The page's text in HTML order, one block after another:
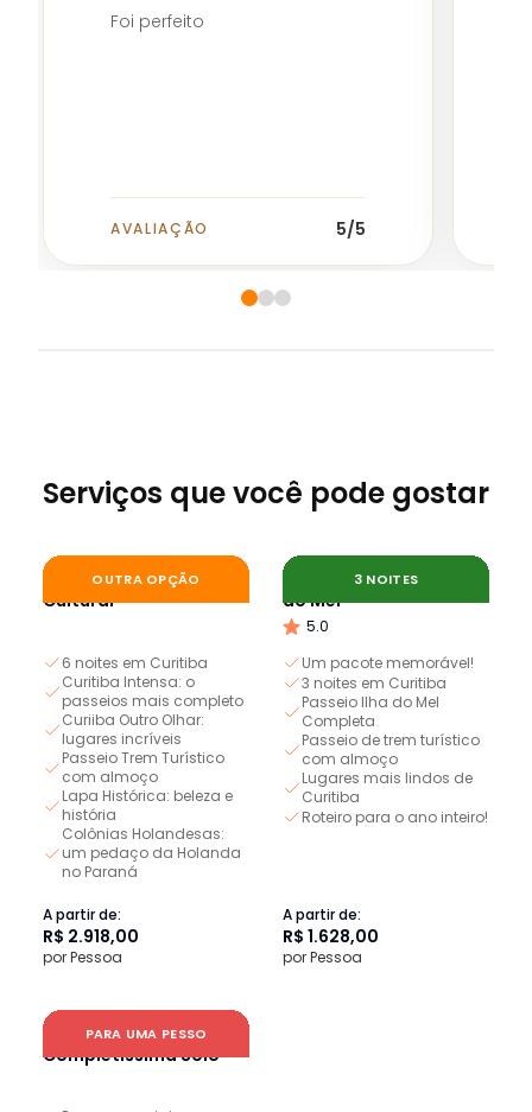
Foi perfeito
AVALIAÇÃO 5/5
Serviços que você pode gostar
OUTRA OPÇÃO
Circuito Curitiba
Cultural
6 noites em Curitiba
Curitiba Intensa: o
passeios mais completo
Curiiba Outro Olhar:
lugares incríveis
Passeio Trem Turístico
com almoço
Lapa Histórica: beleza e
história
Colônias Holandesas:
um pedaço da Holanda
no Paraná
A partir de:
R$ 2.918,00
por Pessoa
3 NOITES
Curitiba Essencial e Ilha
do Mel
5.0
Um pacote memorável!
3 noites em Curitiba
Passeio Ilha do Mel
Completa
Passeio de trem turístico
com almoço
Lugares mais lindos de
Curitiba
Roteiro para o ano inteiro!
A partir de:
R$ 1.628,00
por Pessoa
PARA UMA PESSO
Circuito Curitiba
Completíssima Solo